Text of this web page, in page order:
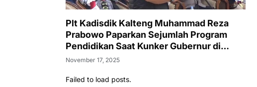
Plt Kadisdik Kalteng Muhammad Reza
Prabowo Paparkan Sejumlah Program
Pendidikan Saat Kunker Gubernur di
SMAN 1 Puruk Cahu
November 17, 2025
Failed to load posts.